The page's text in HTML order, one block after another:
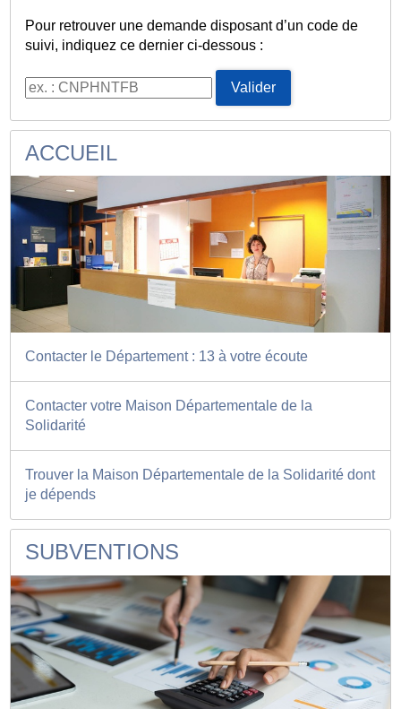
Pour retrouver une demande disposant d’un code de
suivi, indiquez ce dernier ci-dessous :
Code de suivi
Valider
ACCUEIL
Contacter le Département : 13 à votre écoute
Contacter votre Maison Départementale de la
Solidarité
Trouver la Maison Départementale de la Solidarité dont
je dépends
SUBVENTIONS